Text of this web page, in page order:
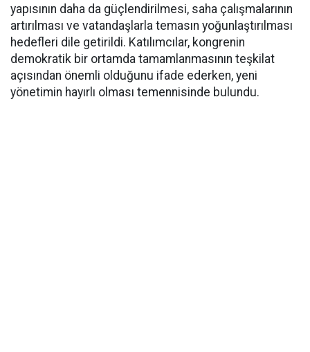
yapısının daha da güçlendirilmesi, saha çalışmalarının
artırılması ve vatandaşlarla temasın yoğunlaştırılması
hedefleri dile getirildi. Katılımcılar, kongrenin
demokratik bir ortamda tamamlanmasının teşkilat
açısından önemli olduğunu ifade ederken, yeni
yönetimin hayırlı olması temennisinde bulundu.